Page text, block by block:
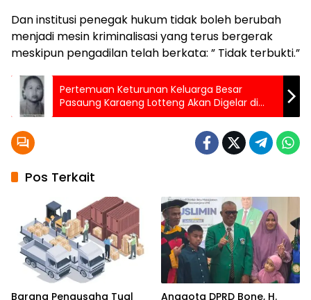
Dan institusi penegak hukum tidak boleh berubah
menjadi mesin kriminalisasi yang terus bergerak
meskipun pengadilan telah berkata: ” Tidak terbukti.”
Pertemuan Keturunan Keluarga Besar
Pasaung Karaeng Lotteng Akan Digelar di
Bulukumba, Dihadiri Ratusan Peserta dari
Pos Terkait
Barang Pengusaha Tual Anggota DPRD Bone, H.